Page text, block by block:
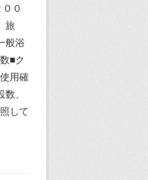
０
旅
般浴
■ク
用確
、
して